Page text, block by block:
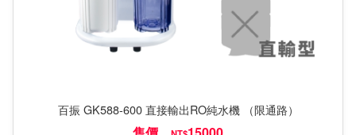
百振 GK588-600 直接輸出RO純水機 （限通路）